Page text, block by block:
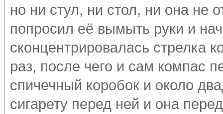
но ни стул, ни стол, ни она не
попросил её вымыть руки и
сконцентрировалась стрелка
раз, после чего и сам компас
спичечный коробок и около
сигарету перед ней и она